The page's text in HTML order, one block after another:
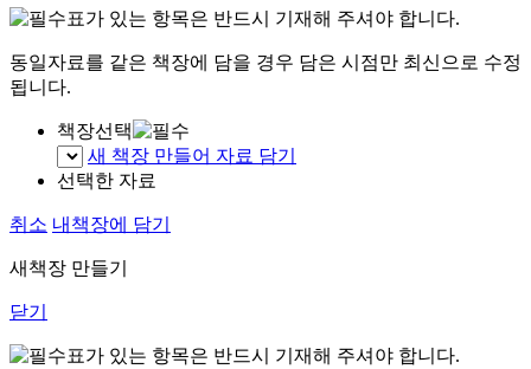
표가 있는 항목은 반드시 기재해 주셔야 합니다.
동일자료를 같은 책장에 담을 경우 담은 시점만 최신으로 수정
됩니다.
책장선택
새 책장 만들어 자료 담기
선택한 자료
취소 내책장에 담기
새책장 만들기
닫기
표가 있는 항목은 반드시 기재해 주셔야 합니다.